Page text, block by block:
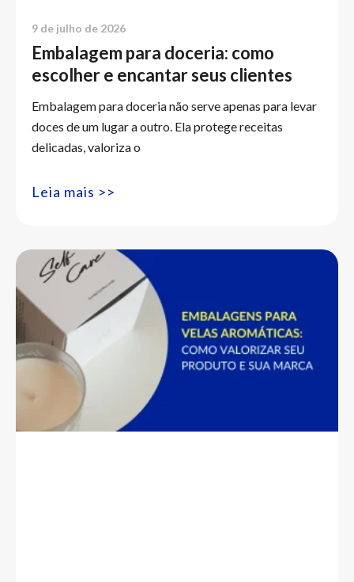
Embalagem para doceria: como
escolher e encantar seus clientes
9 de julho de 2026
Embalagem para doceria não serve apenas para levar
doces de um lugar a outro. Ela protege receitas
delicadas, valoriza o
Leia mais >>